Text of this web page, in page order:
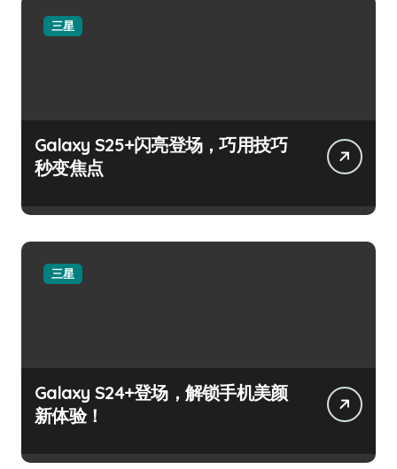
三星
Galaxy S25+闪亮登场，巧用技巧
秒变焦点
三星
Galaxy S24+登场，解锁手机美颜
新体验！